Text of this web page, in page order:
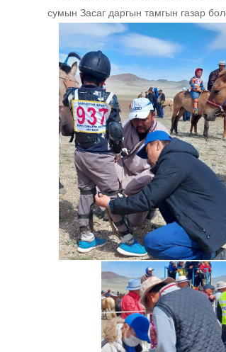
сумын Засаг даргын тамгын газар